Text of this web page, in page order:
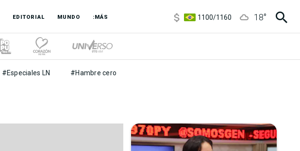
EDITORIAL MUNDO :MÁS
1100/1160
18°
#Especiales LN #Hambre cero